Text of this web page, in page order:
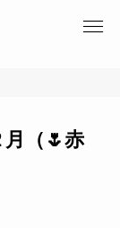
（🌷赤